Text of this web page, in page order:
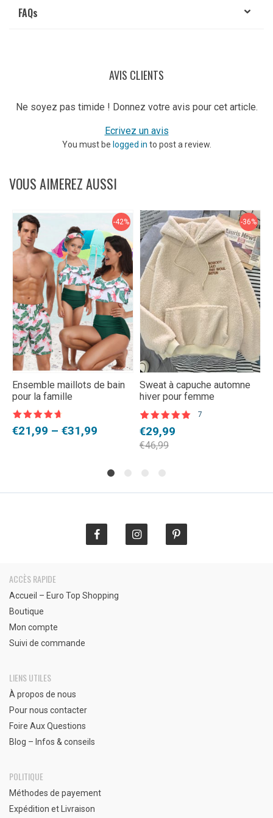
FAQs
AVIS CLIENTS
Ne soyez pas timide ! Donnez votre avis pour cet article.
Ecrivez un avis
You must be logged in to post a review.
VOUS AIMEREZ AUSSI
-42%
Ensemble maillots de bain
pour la famille
sur 5
€21,99 – €31,99
Plage
€31,99
-36%
Sweat à capuche automne
hiver pour femme
sur 5 basé
sur
notations
7
€46,99
Le
prix
€29,99
Le
prix
ACCÈS RAPIDE
Accueil – Euro Top Shopping
Boutique
Mon compte
Suivi de commande
LIENS UTILES
À propos de nous
Pour nous contacter
Foire Aux Questions
Blog – Infos & conseils
POLITIQUE
Méthodes de payement
Expédition et Livraison